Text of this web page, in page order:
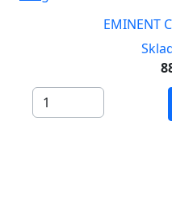
EMINENT